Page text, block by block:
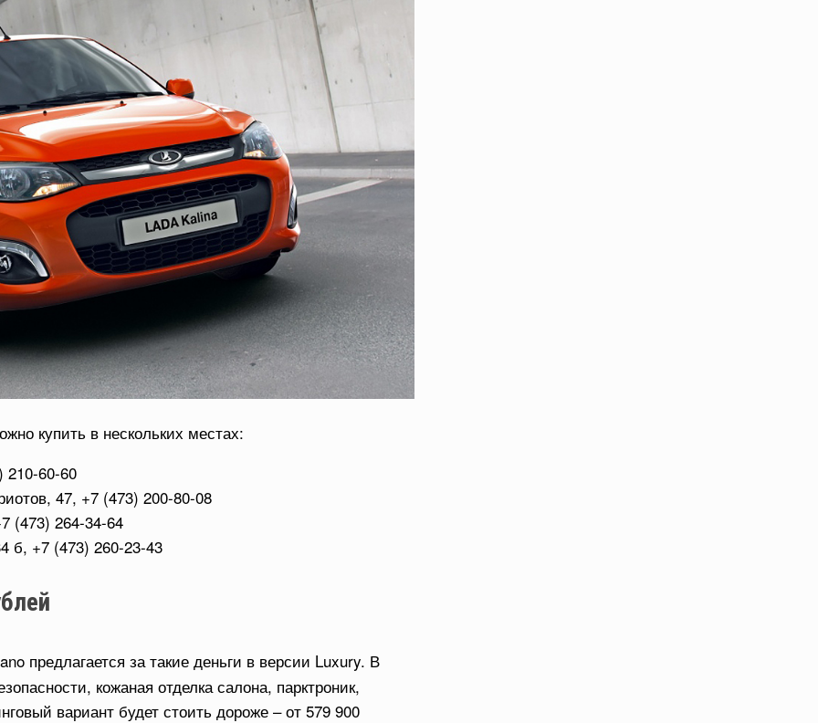
купить в нескольких местах:
210-60-60
47, +7 (473) 200-80-08
(473) 264-34-64
б, +7 (473) 260-23-43
предлагается за такие деньги в версии Luxury. В
кожаная отделка салона, парктроник,
вариант будет стоить дороже – от 579 900